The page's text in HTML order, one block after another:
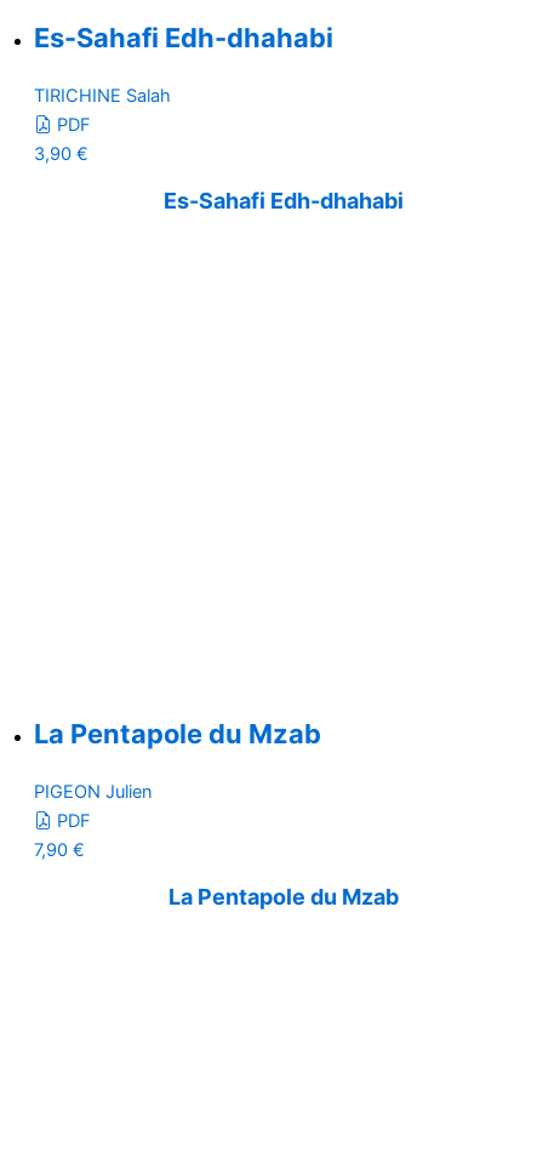
Es-Sahafi Edh-dhahabi
TIRICHINE Salah
PDF
3,90 €
Es-Sahafi Edh-dhahabi
La Pentapole du Mzab
PIGEON Julien
PDF
7,90 €
La Pentapole du Mzab